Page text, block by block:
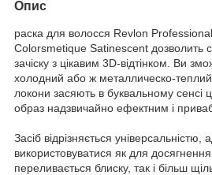
Опис
раска для волосся Revlon
Colorsmetique Satinescent дозволить
зачіску з цікавим 3D-відтінком. Ви
холодний або ж металлическо-теплий
локони засяють в буквальному сенсі
образ надзвичайно ефектним і
Засіб відрізняється
використовуватися як для
переливається блиску, так і більш